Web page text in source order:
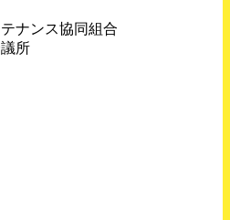
ナンス協同組合
所